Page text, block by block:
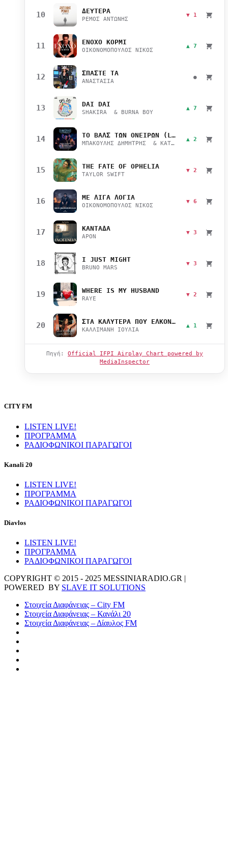
10 ΔΕΥΤΕΡΑ
ΡΕΜΟΣ ΑΝΤΩΝΗΣ
▼ 1
11 ΕΝΟΧΟ ΚΟΡΜΙ
ΟΙΚΟΝΟΜΟΠΟΥΛΟΣ ΝΙΚΟΣ
▲ 7
12 ΣΠΑΣΤΕ ΤΑ
ΑΝΑΣΤΑΣΙΑ
●
13 DAI DAI
SHAKIRA & BURNA BOY
▲ 7
14 ΤΟ ΒΑΛΣ ΤΩΝ ΟΝΕΙΡΩΝ (LIVE)
ΜΠΑΚΟΥΛΗΣ ΔΗΜΗΤΡΗΣ & ΚΑΤΣΙΜΙΧΑ ΜΑΡΙΑΝΑ
▲ 2
15 THE FATE OF OPHELIA
TAYLOR SWIFT
▼ 2
16 ΜΕ ΛΙΓΑ ΛΟΓΙΑ
ΟΙΚΟΝΟΜΟΠΟΥΛΟΣ ΝΙΚΟΣ
▼ 6
17 ΚΑΝΤΑΔΑ
APON
▼ 3
18 I JUST MIGHT
BRUNO MARS
▼ 3
19 WHERE IS MY HUSBAND
RAYE
▼ 2
20 ΣΤΑ ΚΑΛΥΤΕΡΑ ΠΟΥ ΕΛΚΟΝΤΑΙ
ΚΑΛΛΙΜΑΝΗ ΙΟΥΛΙΑ
▲ 1
Πηγή: Official IFPI Airplay Chart powered by
MediaInspector
CITY FM
LISTEN LIVE!
ΠΡΟΓΡΑΜΜΑ
ΡΑΔΙΟΦΩΝΙΚΟΙ ΠΑΡΑΓΩΓΟΙ
Kanali 20
LISTEN LIVE!
ΠΡΟΓΡΑΜΜΑ
ΡΑΔΙΟΦΩΝΙΚΟΙ ΠΑΡΑΓΩΓΟΙ
Diavlos
LISTEN LIVE!
ΠΡΟΓΡΑΜΜΑ
ΡΑΔΙΟΦΩΝΙΚΟΙ ΠΑΡΑΓΩΓΟΙ
COPYRIGHT © 2015 - 2025 MESSINIARADIO.GR |
POWERED BY SLAVE IT SOLUTIONS
Στοιχεία Διαφάνειας – City FM
Στοιχεία Διαφάνειας – Κανάλι 20
Στοιχεία Διαφάνειας – Δίαυλος FM